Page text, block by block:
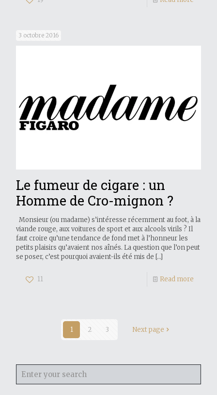
3 octobre 2016
Le fumeur de cigare : un
Homme de Cro-mignon ?
Monsieur (ou madame) s’intéresse récemment au foot, à la
viande rouge, aux voitures de sport et aux alcools virils ? Il
faut croire qu’une tendance de fond met à l’honneur les
petits plaisirs qu’avaient nos aînés. La question que l’on peut
se poser, c’est pourquoi avaient-ils été mis de […]
11 Read more
1 2 3 Next page